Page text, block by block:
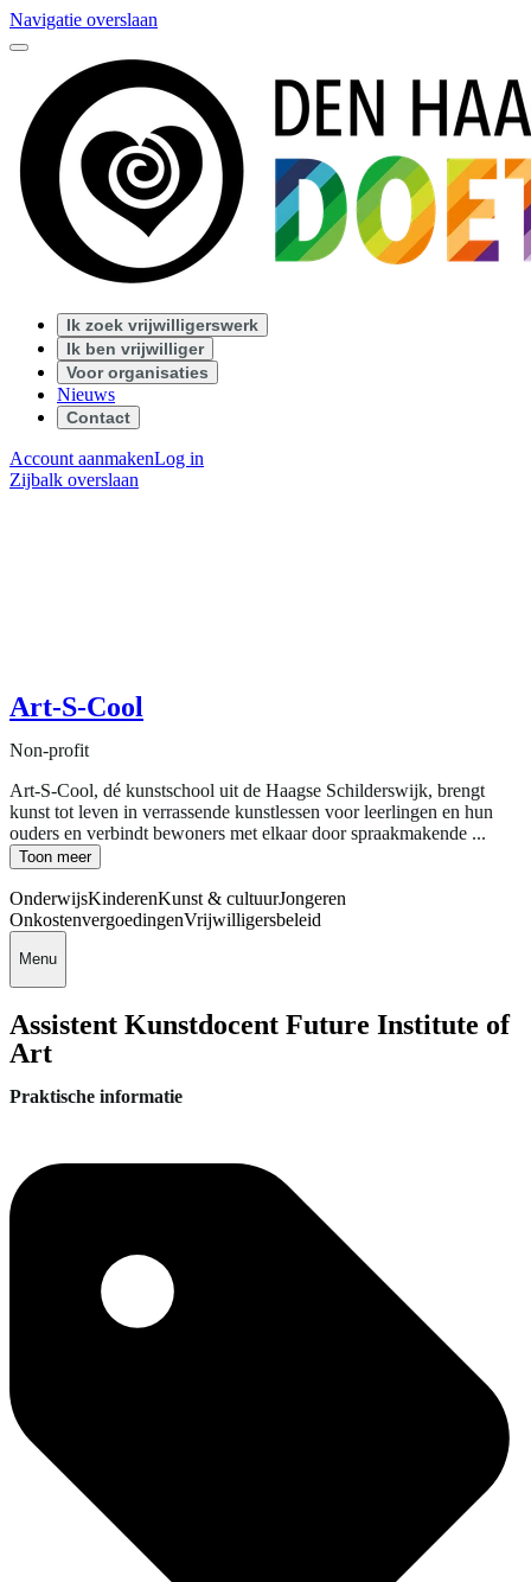
Navigatie overslaan
Ik zoek vrijwilligerswerk
Ik ben vrijwilliger
Voor organisaties
Nieuws
Contact
Account aanmakenLog in
Zijbalk overslaan
Art-S-Cool
Non-profit
Art-S-Cool, dé kunstschool uit de Haagse Schilderswijk, brengt
kunst tot leven in verrassende kunstlessen voor leerlingen en hun
ouders en verbindt bewoners met elkaar door spraakmakende ...
Toon meer
OnderwijsKinderenKunst & cultuurJongeren
OnkostenvergoedingenVrijwilligersbeleid
Menu
Assistent Kunstdocent Future Institute of
Art
Praktische informatie